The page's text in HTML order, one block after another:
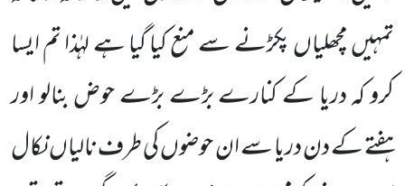
تمہیں مچھلیاں پکڑنے سے منع کیا گیا ہے لہٰذا تم ایسا
کرو کہ دریا کے کنارے بڑے بڑے حوض بنالو اور
ہفتے کے دن دریا سے ان حوضوں کی طرف نالیاں نکال